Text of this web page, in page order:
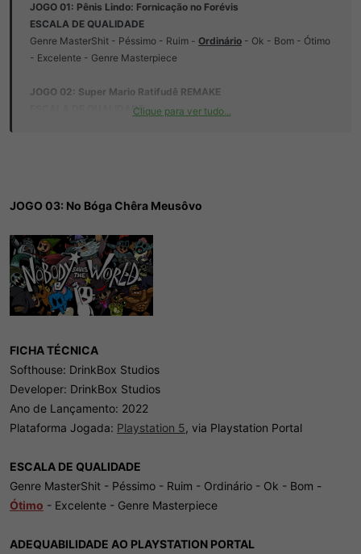
JOGO 01: Pênis Lindo: Fornicação no Forévis
ESCALA DE QUALIDADE
Genre MasterShit - Péssimo - Ruim - Ordinário - Ok - Bom - Ótimo
- Excelente - Genre Masterpiece
JOGO 02: Super Mario Ratifudê REMAKE
ESCALA DE QUALIDADEClique para ver tudo...
JOGO 03: No Bóga Chêra Meusôvo
FICHA TÉCNICA
Softhouse: DrinkBox Studios
Developer: DrinkBox Studios
Ano de Lançamento: 2022
Plataforma Jogada: Playstation 5, via Playstation Portal
ESCALA DE QUALIDADE
Genre MasterShit - Péssimo - Ruim - Ordinário - Ok - Bom -
Ótimo - Excelente - Genre Masterpiece
ADEQUABILIDADE AO PLAYSTATION PORTAL